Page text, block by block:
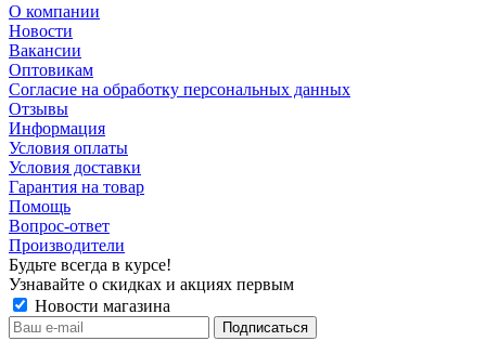
О компании
Новости
Вакансии
Оптовикам
Cогласие на обработку персональных данных
Отзывы
Информация
Условия оплаты
Условия доставки
Гарантия на товар
Помощь
Вопрос-ответ
Производители
Будьте всегда в курсе!
Узнавайте о скидках и акциях первым
Новости магазина